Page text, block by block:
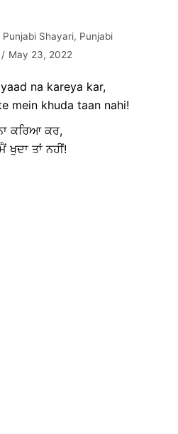
Punjabi Shayari, Punjabi
May 23, 2022
na kareya kar,
mein khuda taan nahi!
ਕਰਿਆ ਕਰ,
ਖੁਦਾ ਤਾਂ ਨਹੀਂ!